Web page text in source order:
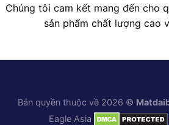
Chúng tôi cam kết mang đến cho
sản phẩm chất lượng cao
Bản quyền thuộc về 2026 ©
Eagle Asia